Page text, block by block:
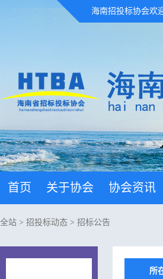
海南招投标协会欢
首页 关于协会 协会资讯
全站 > 招投标动态 > 招标公告
所